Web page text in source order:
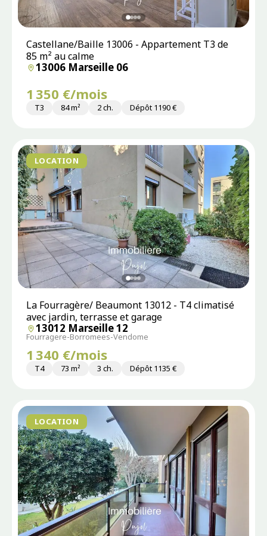
Castellane/Baille 13006 - Appartement T3 de
85 m² au calme
13006 Marseille 06
1 350 €/mois
T3 84 m² 2 ch. Dépôt 1190 €
LOCATION
La Fourragère/ Beaumont 13012 - T4 climatisé
avec jardin, terrasse et garage
13012 Marseille 12
Fourragere-Borromees-Vendome
1 340 €/mois
T4 73 m² 3 ch. Dépôt 1135 €
LOCATION